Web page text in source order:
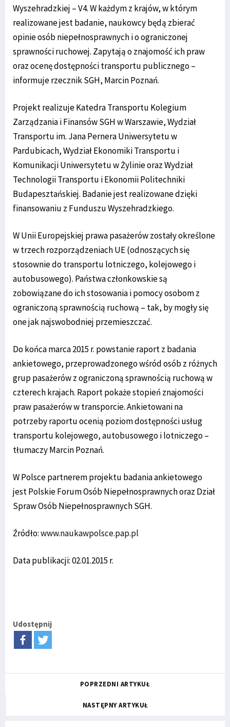
Wyszehradzkiej – V4. W każdym z krajów, w którym
realizowane jest badanie, naukowcy będą zbierać
opinie osób niepełnosprawnych i o ograniczonej
sprawności ruchowej. Zapytają o znajomość ich praw
oraz ocenę dostępności transportu publicznego –
informuje rzecznik SGH, Marcin Poznań.
Projekt realizuje Katedra Transportu Kolegium
Zarządzania i Finansów SGH w Warszawie, Wydział
Transportu im. Jana Pernera Uniwersytetu w
Pardubicach, Wydział Ekonomiki Transportu i
Komunikacji Uniwersytetu w Żylinie oraz Wydział
Technologii Transportu i Ekonomii Politechniki
Budapesztańskiej. Badanie jest realizowane dzięki
finansowaniu z Funduszu Wyszehradzkiego.
W Unii Europejskiej prawa pasażerów zostały określone
w trzech rozporządzeniach UE (odnoszących się
stosownie do transportu lotniczego, kolejowego i
autobusowego). Państwa członkowskie są
zobowiązane do ich stosowania i pomocy osobom z
ograniczoną sprawnością ruchową – tak, by mogły się
one jak najswobodniej przemieszczać.
Do końca marca 2015 r. powstanie raport z badania
ankietowego, przeprowadzonego wśród osób z różnych
grup pasażerów z ograniczoną sprawnością ruchową w
czterech krajach. Raport pokaże stopień znajomości
praw pasażerów w transporcie. Ankietowani na
potrzeby raportu ocenią poziom dostępności usług
transportu kolejowego, autobusowego i lotniczego –
tłumaczy Marcin Poznań.
W Polsce partnerem projektu badania ankietowego
jest Polskie Forum Osób Niepełnosprawnych oraz Dział
Spraw Osób Niepełnosprawnych SGH.
Źródło:www.naukawpolsce.pap.pl
Data publikacji: 02.01.2015 r.
Udostępnij
POPRZEDNI ARTYKUŁ
NASTĘPNY ARTYKUŁ